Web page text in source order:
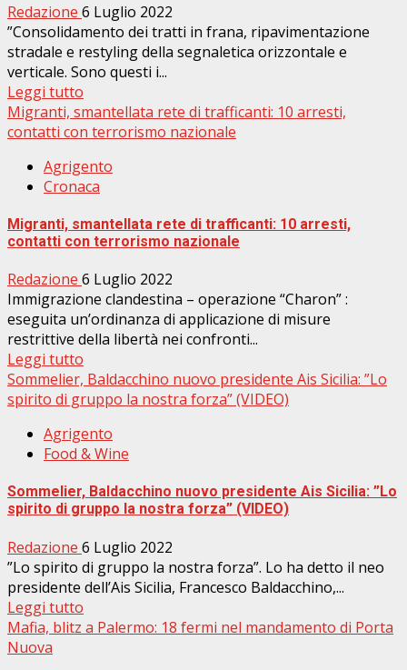
Redazione 6 Luglio 2022
”Consolidamento dei tratti in frana, ripavimentazione
stradale e restyling della segnaletica orizzontale e
verticale. Sono questi i...
Leggi tutto
Migranti, smantellata rete di trafficanti: 10 arresti,
contatti con terrorismo nazionale
Agrigento
Cronaca
Migranti, smantellata rete di trafficanti: 10 arresti,
contatti con terrorismo nazionale
Redazione 6 Luglio 2022
Immigrazione clandestina – operazione “Charon” :
eseguita un’ordinanza di applicazione di misure
restrittive della libertà nei confronti...
Leggi tutto
Sommelier, Baldacchino nuovo presidente Ais Sicilia: ”Lo
spirito di gruppo la nostra forza” (VIDEO)
Agrigento
Food & Wine
Sommelier, Baldacchino nuovo presidente Ais Sicilia: ”Lo
spirito di gruppo la nostra forza” (VIDEO)
Redazione 6 Luglio 2022
”Lo spirito di gruppo la nostra forza”. Lo ha detto il neo
presidente dell’Ais Sicilia, Francesco Baldacchino,...
Leggi tutto
Mafia, blitz a Palermo: 18 fermi nel mandamento di Porta
Nuova